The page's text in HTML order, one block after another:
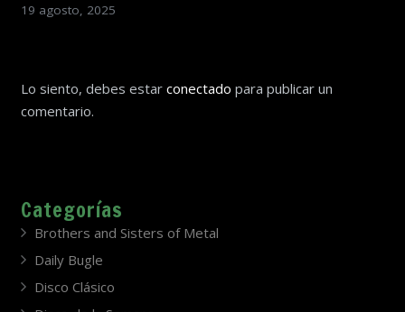
19 agosto, 2025
Lo siento, debes estar conectado para publicar un
comentario.
Categorías
Brothers and Sisters of Metal
Daily Bugle
Disco Clásico